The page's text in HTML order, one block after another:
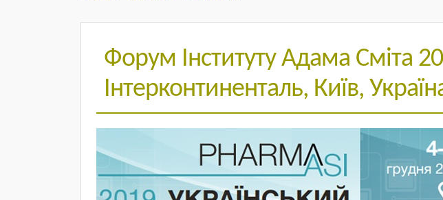
Форум Інституту Адама Сміта
Інтерконтиненталь, Київ,